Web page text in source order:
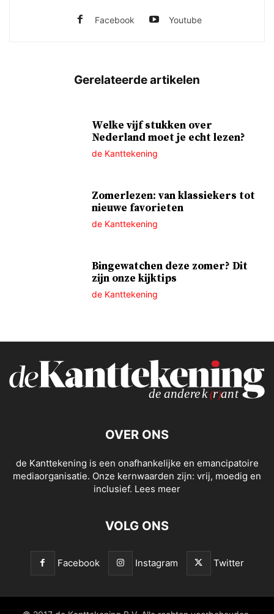
Facebook Youtube
Welke vijf stukken over
Nederland moet je echt lezen?
de Kanttekening
Zomerlezen: van klassiekers tot
nieuwe favorieten
de Kanttekening
Bingewatchen deze zomer? Dit
zijn onze kijktips
de Kanttekening
OVER ONS
de Kanttekening is een onafhankelijke en emancipatoire
mediaorganisatie. Onze kernwaarden zijn: vrij, moedig en
inclusief. Lees meer
VOLG ONS
Facebook Instagram Twitter